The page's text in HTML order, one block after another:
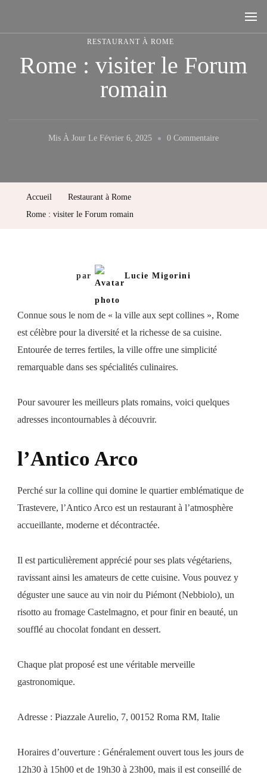
RESTAURANT À ROME
Rome : visiter le Forum
romain
Mis À Jour Le Février 6, 2025 0 CommentaireSur
Accueil
Restaurant à Rome
Rome : visiter le Forum romain
par Lucie Migorini
Connue sous le nom de « la ville aux sept collines », Rome
est célèbre pour la diversité et la richesse de sa cuisine.
Entourée de terres fertiles, la ville offre une simplicité
remarquable dans ses spécialités culinaires.
Pour savourer les meilleurs plats romains, voici quelques
adresses incontournables à découvrir.
l’Antico Arco
Perché sur la colline qui domine le quartier emblématique de
Trastevere, l’Antico Arco est un restaurant à l’atmosphère
accueillante, moderne et décontractée.
Il est particulièrement apprécié pour ses plats végétariens,
ravissant ainsi les amateurs de cette cuisine. Vous pouvez y
déguster une sauce au vin noir du Piémont (Nebbiolo), un
risotto au fromage Castelmagno, et pour finir en beauté, un
soufflé au chocolat fondant en dessert.
Chaque plat proposé est une véritable merveille
gastronomique.
Adresse : Piazzale Aurelio, 7, 00152 Roma RM, Italie
Horaires d’ouverture : Généralement ouvert tous les jours de
12h30 à 15h00 et de 19h30 à 23h00, mais il est conseillé de